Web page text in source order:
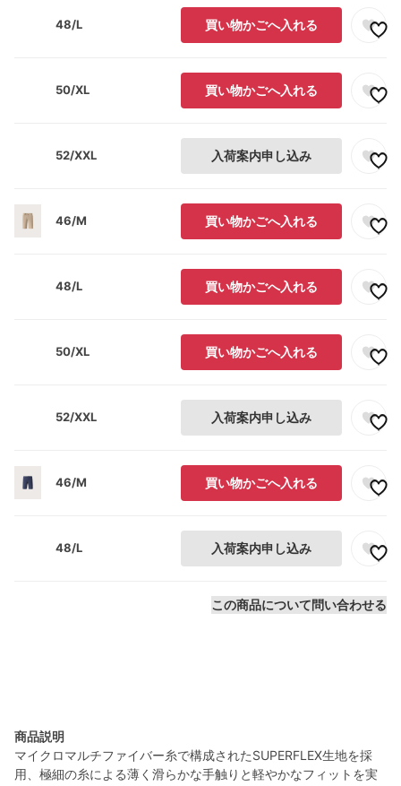
48/L 買い物かごへ入れる
50/XL 買い物かごへ入れる
52/XXL 入荷案内申し込み
46/M 買い物かごへ入れる
48/L 買い物かごへ入れる
50/XL 買い物かごへ入れる
52/XXL 入荷案内申し込み
46/M 買い物かごへ入れる
48/L 入荷案内申し込み
この商品について問い合わせる
商品説明
マイクロマルチファイバー糸で構成されたSUPERFLEX生地を採
用、極細の糸による薄く滑らかな手触りと軽やかなフィットを実